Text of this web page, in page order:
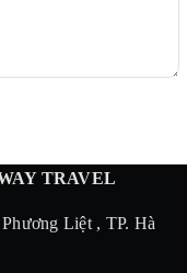
TRAVEL
Liệt , TP. Hà